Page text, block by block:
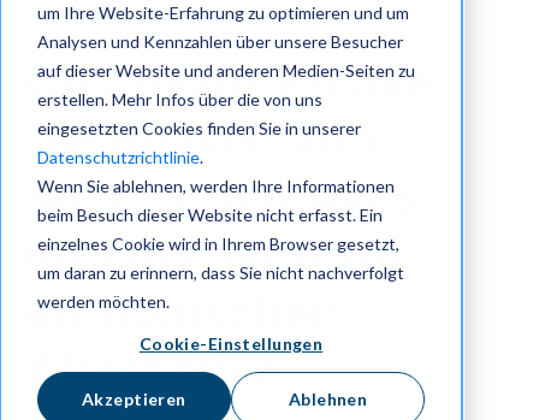
um Ihre Website-Erfahrung zu optimieren und um
Analysen und Kennzahlen über unsere Besucher
auf dieser Website und anderen Medien-Seiten zu
erstellen. Mehr Infos über die von uns
eingesetzten Cookies finden Sie in unserer
Datenschutzrichtlinie.
Wenn Sie ablehnen, werden Ihre Informationen
beim Besuch dieser Website nicht erfasst. Ein
einzelnes Cookie wird in Ihrem Browser gesetzt,
um daran zu erinnern, dass Sie nicht nachverfolgt
werden möchten.
Cookie-Einstellungen
Akzeptieren Ablehnen
Digitale Souveraenitaet
Compliance-Falle:
Die Risiken von
Microsoft & AWS
und der Weg zur
europäischen
Alternative